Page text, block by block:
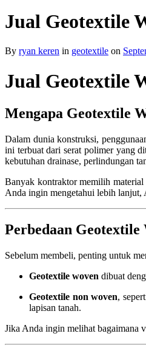
Jual Geotextile
By ryan keren in geotextile on
Jual Geotextile
Mengapa Geotextile
Dalam dunia konstruksi,
ini terbuat dari serat polimer yang
kebutuhan drainase, perlindungan
Banyak kontraktor memilih
Anda ingin mengetahui lebih lanjut,
Perbedaan Geotextile
Sebelum membeli, penting untuk
Geotextile woven dibuat
Geotextile non woven,
lapisan tanah.
Jika Anda ingin melihat bagaimana